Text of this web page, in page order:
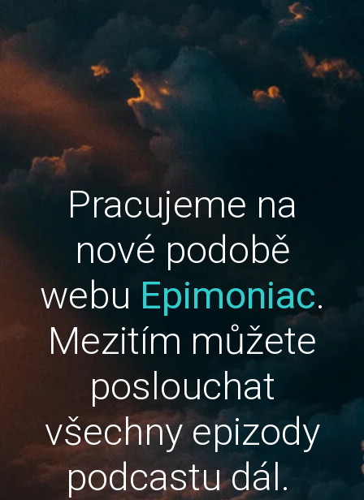
Pracujeme na
nové podobě
webu Epimoniac.
Mezitím můžete
poslouchat
všechny epizody
podcastu dál.